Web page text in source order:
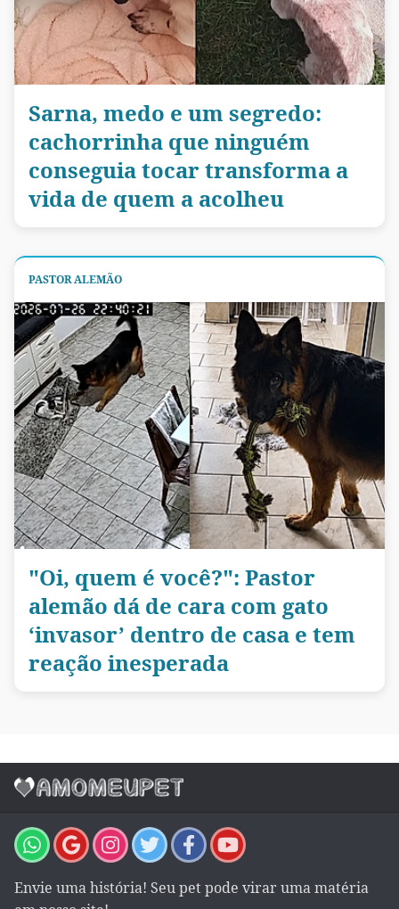
Sarna, medo e um segredo:
cachorrinha que ninguém
conseguia tocar transforma a
vida de quem a acolheu
PASTOR ALEMÃO
"Oi, quem é você?": Pastor
alemão dá de cara com gato
‘invasor’ dentro de casa e tem
reação inesperada
Envie uma história! Seu pet pode virar uma matéria